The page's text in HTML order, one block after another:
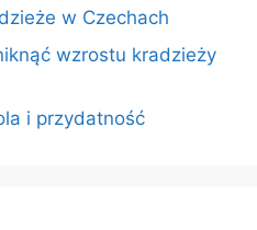
w Czechach
wzrostu kradzieży
i przydatność